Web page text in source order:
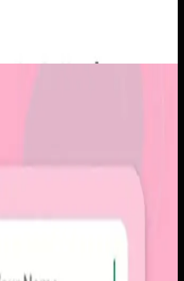
momen personal
iklan, dan tekanan
Pengguna membutuhkan